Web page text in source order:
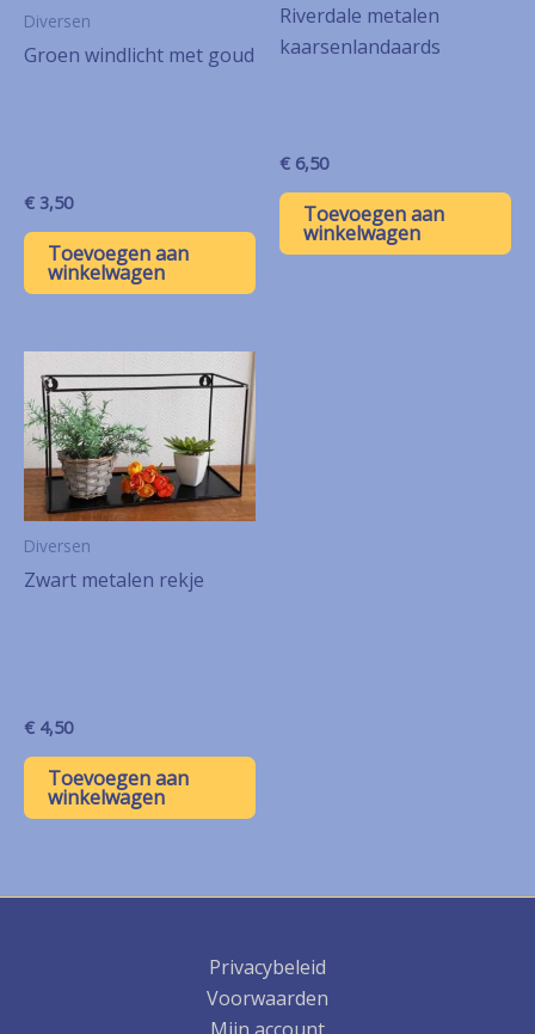
Diversen
Groen windlicht met goud
€ 3,50
Toevoegen aan
winkelwagen
Riverdale metalen
kaarsenlandaards
€ 6,50
Toevoegen aan
winkelwagen
Diversen
Zwart metalen rekje
€ 4,50
Toevoegen aan
winkelwagen
Privacybeleid
Voorwaarden